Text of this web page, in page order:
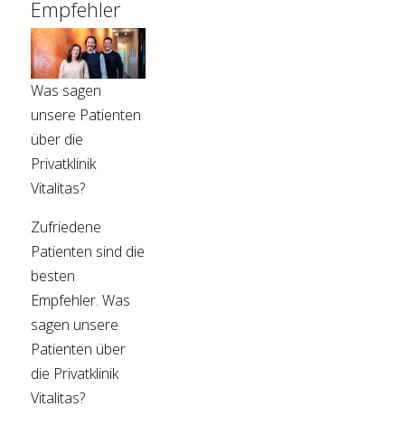
Empfehler
Was sagen
unsere Patienten
über die
Privatklinik
Vitalitas?
Zufriedene
Patienten sind die
besten
Empfehler. Was
sagen unsere
Patienten über
die Privatklinik
Vitalitas?